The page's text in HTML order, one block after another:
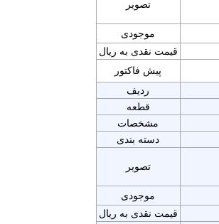
تصویر
موجودی
قیمت نقدی به ریال
پیش فاکتور
ردیف
قطعه
مشخصات
دسته بندی
تصویر
موجودی
قیمت نقدی به ریال